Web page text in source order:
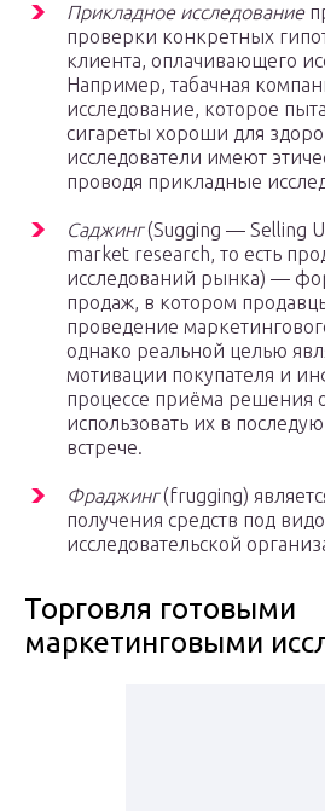
Прикладное исследование
проверки конкретных
клиента, оплачивающего
Например, табачная
исследование, которое
сигареты хороши для
исследователи имеют
проводя прикладные
Саджинг(Sugging — Selling
market research, то есть
исследований рынка) —
продаж, в котором
проведение
однако реальной целью
мотивации покупателя и
процессе приёма решения
использовать их в
встрече.
Фраджинг(frugging)
получения средств под
исследовательской
Торговля готовыми
маркетинговыми